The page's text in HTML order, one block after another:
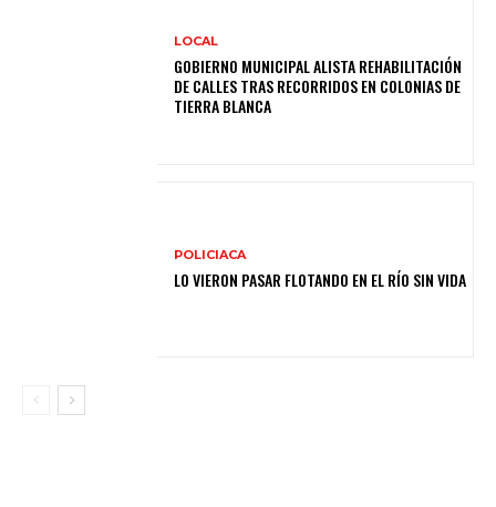
LOCAL
GOBIERNO MUNICIPAL ALISTA REHABILITACIÓN
DE CALLES TRAS RECORRIDOS EN COLONIAS DE
TIERRA BLANCA
POLICIACA
LO VIERON PASAR FLOTANDO EN EL RÍO SIN VIDA